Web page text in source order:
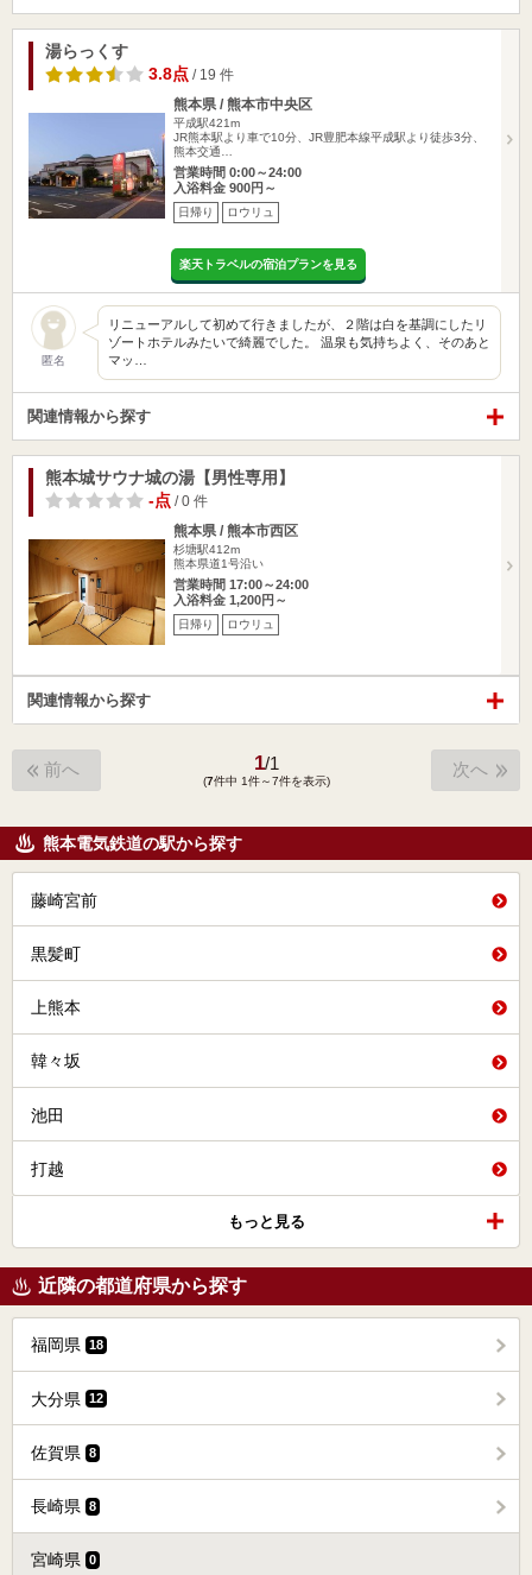
湯らっくす
3.8点 / 19 件
熊本県 / 熊本市中央区
平成駅421m
JR熊本駅より車で10分、JR豊肥本線平成駅より徒歩3分、
熊本交通…
営業時間 0:00～24:00
入浴料金 900円～
日帰り ロウリュ
楽天トラベルの宿泊プランを見る
匿名
リニューアルして初めて行きましたが、２階は白を基調にしたリ
ゾートホテルみたいで綺麗でした。 温泉も気持ちよく、そのあと
マッ…
関連情報から探す
熊本城サウナ城の湯【男性専用】
-点 / 0 件
熊本県 / 熊本市西区
杉塘駅412m
熊本県道1号沿い
営業時間 17:00～24:00
入浴料金 1,200円～
日帰り ロウリュ
関連情報から探す
前へ 1/1
(7件中 1件～7件を表示)
次へ
熊本電気鉄道の駅から探す
藤崎宮前
黒髪町
上熊本
韓々坂
池田
打越
もっと見る
近隣の都道府県から探す
福岡県 18
大分県 12
佐賀県 8
長崎県 8
宮崎県 0